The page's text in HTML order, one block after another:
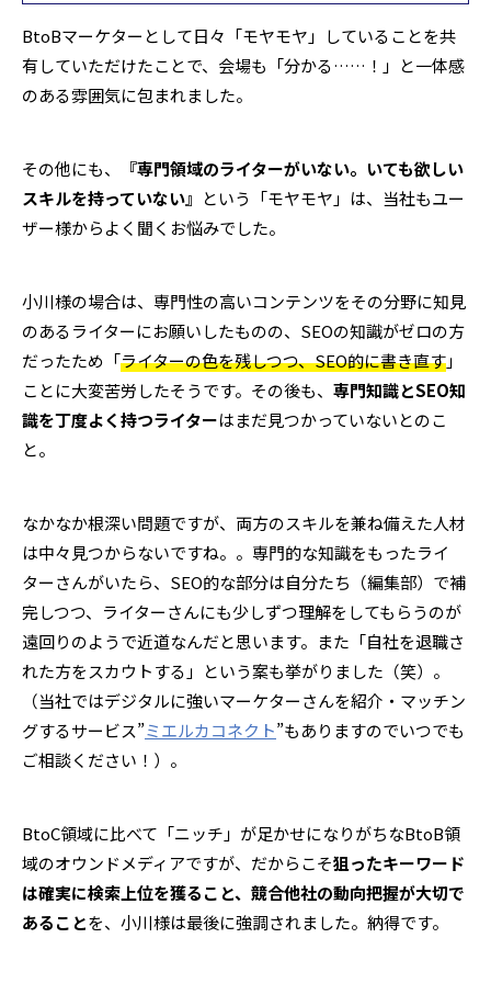
BtoBマーケターとして日々「モヤモヤ」していることを共
有していただけたことで、会場も「分かる……！」と一体感
のある雰囲気に包まれました。
その他にも、
『専門領域のライターがいない。いても欲しい
スキルを持っていない』 という「モヤモヤ」は、当社もユー
ザー様からよく聞くお悩みでした。
小川様の場合は、専門性の高いコンテンツをその分野に知見
のあるライターにお願いしたものの、SEOの知識がゼロの方
だったため「ライターの色を残しつつ、SEO的に書き直す」
ことに大変苦労したそうです。その後も、 専門知識とSEO知
識を丁度よく持つライターはまだ見つかっていないとのこ
と。
なかなか根深い問題ですが、両方のスキルを兼ね備えた人材
は中々見つからないですね。。専門的な知識をもったライ
ターさんがいたら、SEO的な部分は自分たち（編集部）で補
完しつつ、ライターさんにも少しずつ理解をしてもらうのが
遠回りのようで近道なんだと思います。また「自社を退職さ
れた方をスカウトする」という案も挙がりました（笑）。
（当社ではデジタルに強いマーケターさんを紹介・マッチン
グするサービス”ミエルカコネクト”もありますのでいつでも
ご相談ください！）。
BtoC領域に比べて「ニッチ」が足かせになりがちなBtoB領
域のオウンドメディアですが、だからこそ狙ったキーワード
は確実に検索上位を獲ること、競合他社の動向把握が大切で
あることを、小川様は最後に強調されました。納得です。